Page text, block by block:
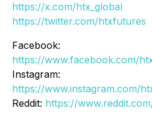
https://x.com/htx_global
https://twitter.com/htxfutures
Facebook:
https://www.facebook.com/
Instagram:
https://www.instagram.com/
Reddit: https://